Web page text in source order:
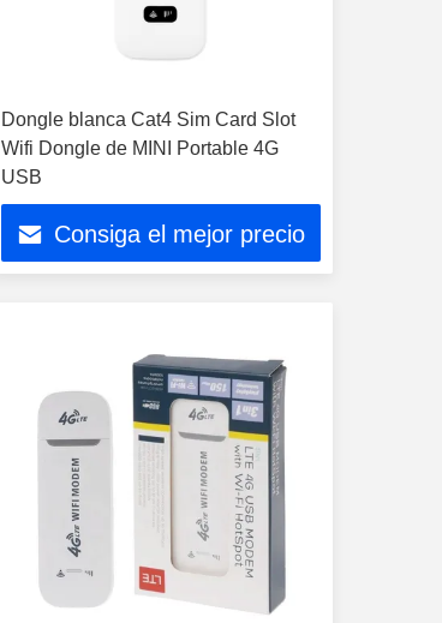
Dongle blanca Cat4 Sim Card Slot
Wifi Dongle de MINI Portable 4G
USB
Consiga el mejor precio